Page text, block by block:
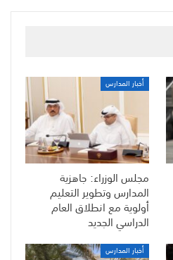
أخبار المدارس
مجلس الوزراء: جاهزية
المدارس وتطوير التعليم
أولوية مع انطلاق العام
الدراسي الجديد
أخبار المدارس